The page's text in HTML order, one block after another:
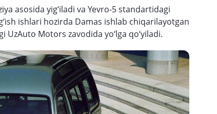
asosida yig‘iladi va Yevro-5 standartidagi
ishlari hozirda Damas ishlab chiqarilayotgan
Motors zavodida yo‘lga qo‘yiladi.